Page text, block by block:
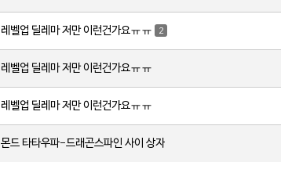
레벨업 딜레마 저만 이런건가요ㅠㅠ 2
레벨업 딜레마 저만 이런건가요ㅠㅠ
레벨업 딜레마 저만 이런건가요ㅠㅠ
몬드 타타우파-드래곤스파인 사이 상자